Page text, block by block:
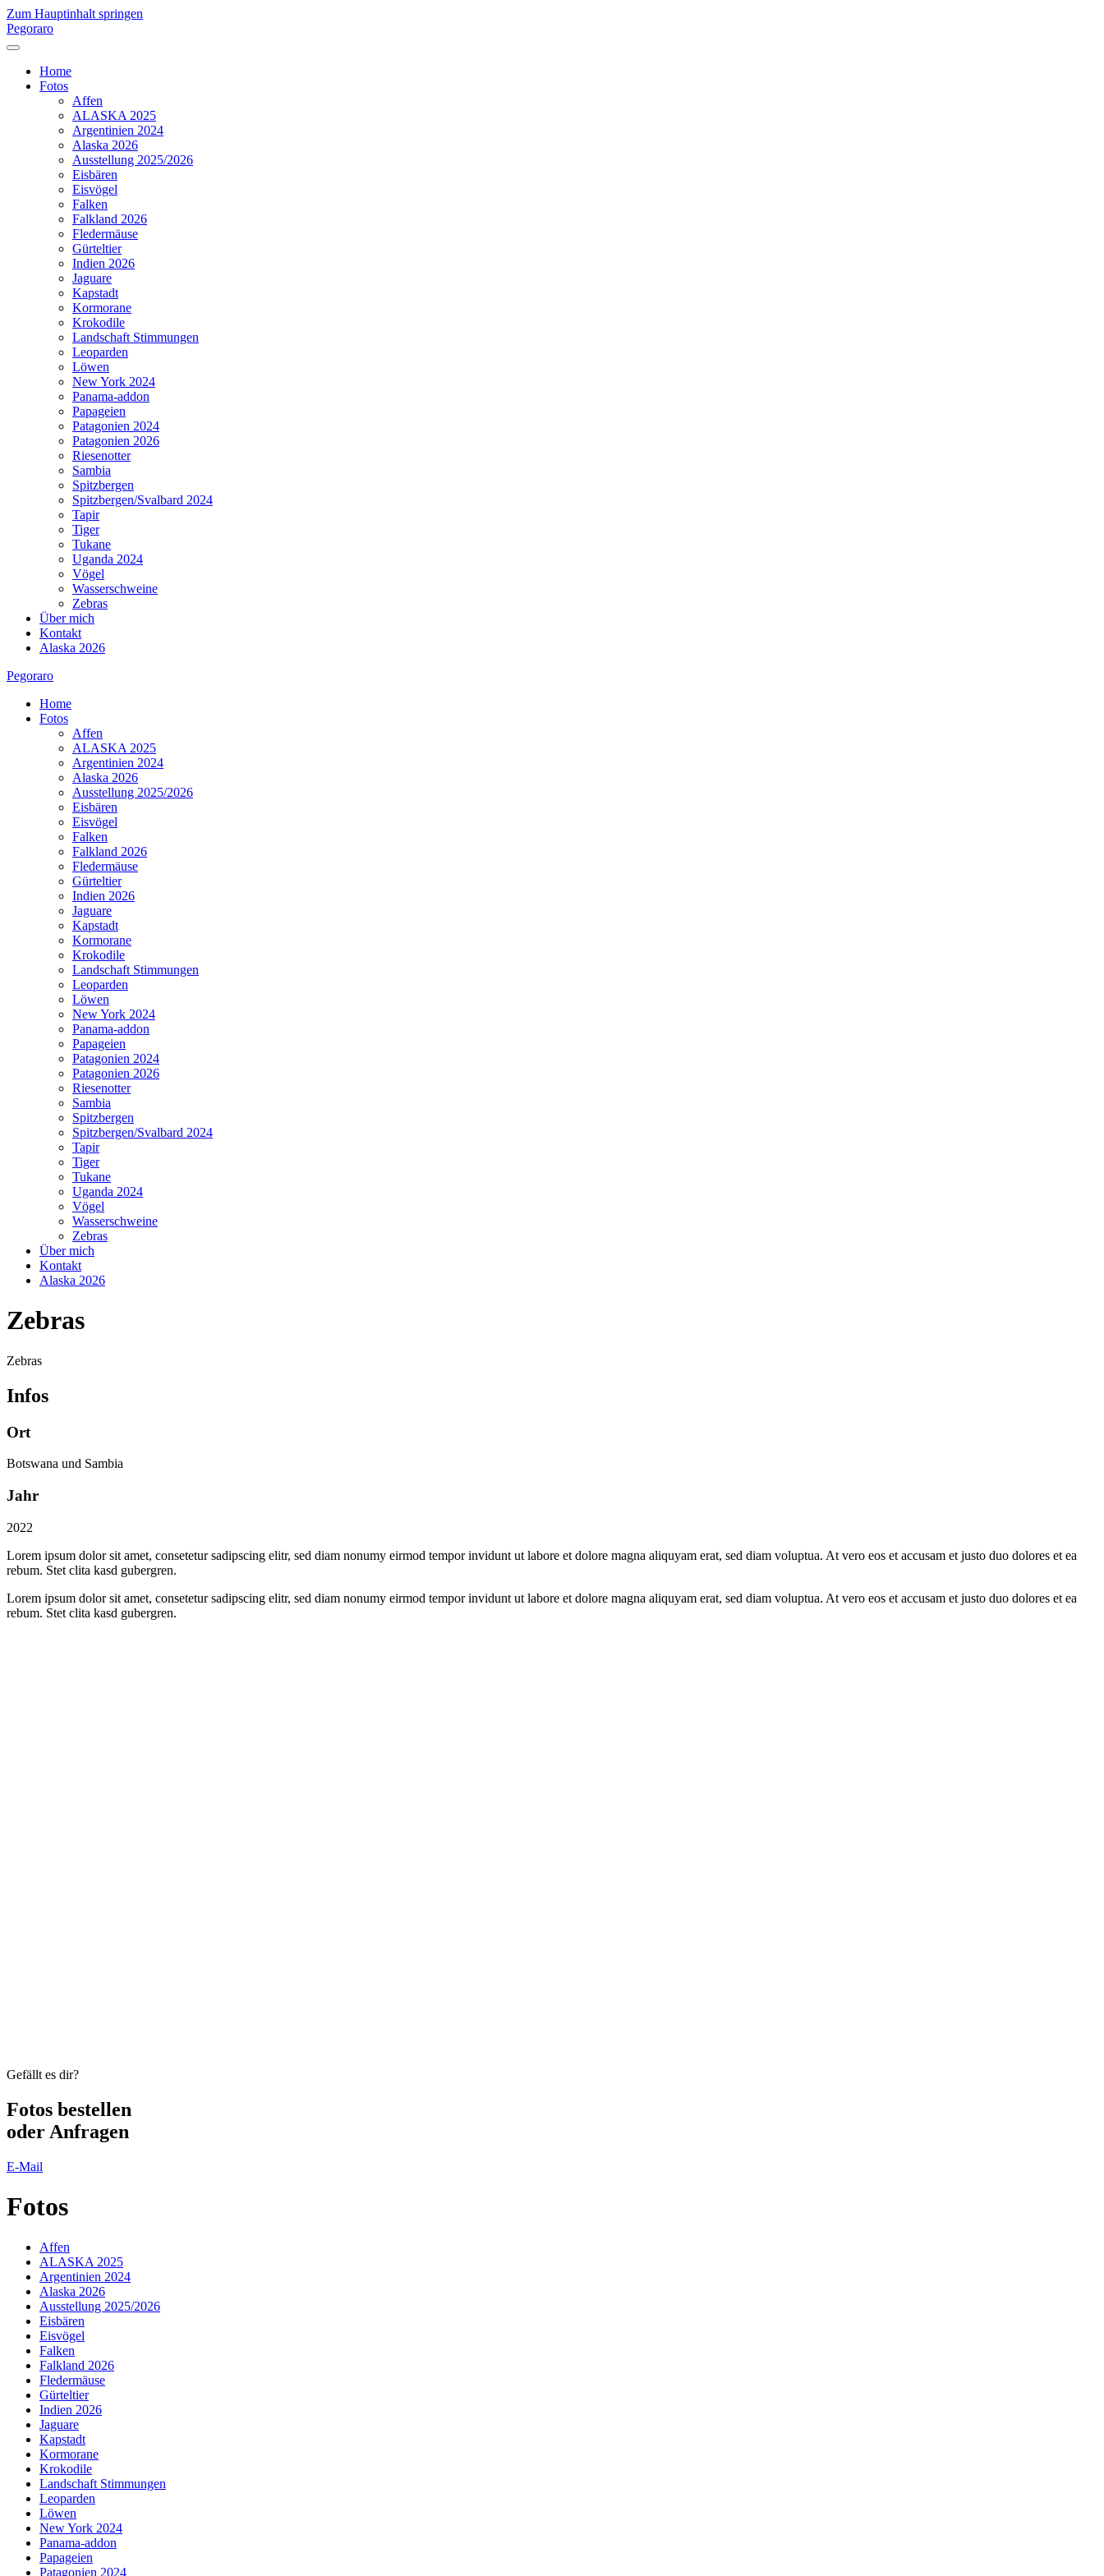
Zum Hauptinhalt springen
Pegoraro
Home
Fotos
Affen
ALASKA 2025
Argentinien 2024
Alaska 2026
Ausstellung 2025/2026
Eisbären
Eisvögel
Falken
Falkland 2026
Fledermäuse
Gürteltier
Indien 2026
Jaguare
Kapstadt
Kormorane
Krokodile
Landschaft Stimmungen
Leoparden
Löwen
New York 2024
Panama-addon
Papageien
Patagonien 2024
Patagonien 2026
Riesenotter
Sambia
Spitzbergen
Spitzbergen/Svalbard 2024
Tapir
Tiger
Tukane
Uganda 2024
Vögel
Wasserschweine
Zebras
Über mich
Kontakt
Alaska 2026
Pegoraro
Home
Fotos
Affen
ALASKA 2025
Argentinien 2024
Alaska 2026
Ausstellung 2025/2026
Eisbären
Eisvögel
Falken
Falkland 2026
Fledermäuse
Gürteltier
Indien 2026
Jaguare
Kapstadt
Kormorane
Krokodile
Landschaft Stimmungen
Leoparden
Löwen
New York 2024
Panama-addon
Papageien
Patagonien 2024
Patagonien 2026
Riesenotter
Sambia
Spitzbergen
Spitzbergen/Svalbard 2024
Tapir
Tiger
Tukane
Uganda 2024
Vögel
Wasserschweine
Zebras
Über mich
Kontakt
Alaska 2026
Zebras
Zebras
Infos
Ort
Botswana und Sambia
Jahr
2022
Lorem ipsum dolor sit amet, consetetur sadipscing elitr, sed diam nonumy eirmod tempor invidunt ut labore et dolore magna aliquyam erat, sed diam voluptua. At vero eos et accusam et justo duo dolores et ea
rebum. Stet clita kasd gubergren.
Lorem ipsum dolor sit amet, consetetur sadipscing elitr, sed diam nonumy eirmod tempor invidunt ut labore et dolore magna aliquyam erat, sed diam voluptua. At vero eos et accusam et justo duo dolores et ea
rebum. Stet clita kasd gubergren.
Gefällt es dir?
Fotos bestellen
oder Anfragen
E-Mail
Fotos
Affen
ALASKA 2025
Argentinien 2024
Alaska 2026
Ausstellung 2025/2026
Eisbären
Eisvögel
Falken
Falkland 2026
Fledermäuse
Gürteltier
Indien 2026
Jaguare
Kapstadt
Kormorane
Krokodile
Landschaft Stimmungen
Leoparden
Löwen
New York 2024
Panama-addon
Papageien
Patagonien 2024